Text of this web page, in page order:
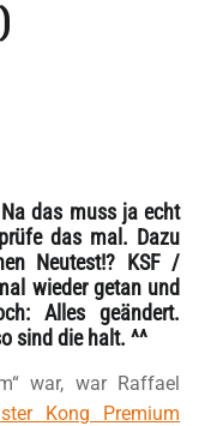
das muss ja echt
das mal. Dazu
Neutest!? KSF /
wieder getan und
Alles geändert.
sind die halt. ^^
war, war Raffael
Kong Premium